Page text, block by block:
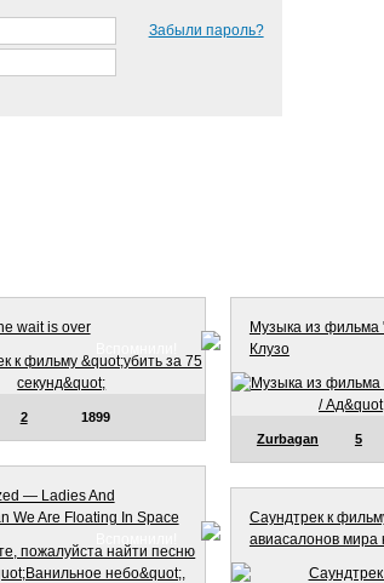
Забыли пароль?
wait is over
2 1899
— Ladies And
We Are Floating In Space
Музыка из фильма
Клузо
Zurbagan 5
Саундтрек к
авиасалонов